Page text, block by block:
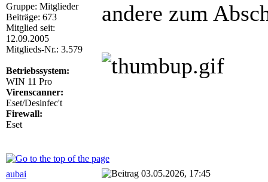
Gruppe: Mitglieder
Beiträge: 673
Mitglied seit:
12.09.2005
Mitglieds-Nr.: 3.579
Betriebssystem:
WIN 11 Pro
Virenscanner:
Eset/Desinfec't
Firewall:
Eset
andere zum
aubai 03.05.2026, 17:45